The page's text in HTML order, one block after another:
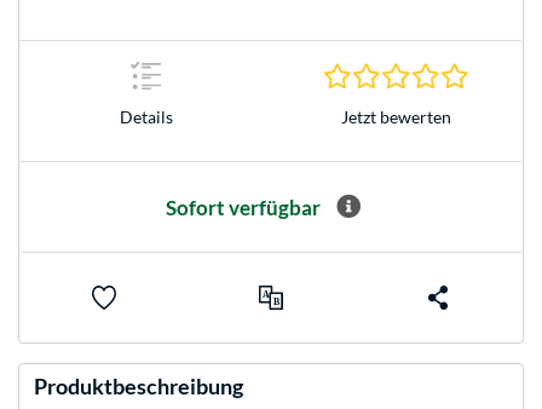
Details Jetzt bewerten
Sofort verfügbar
Produktbeschreibung